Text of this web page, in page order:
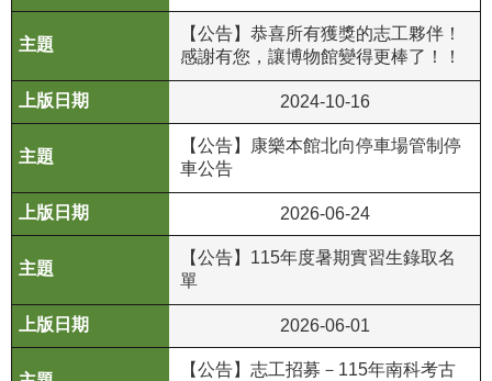
別
平
專
區
友
善
施
務
【公告】恭喜所有獲獎的志工夥伴！
感謝有您，讓博物館變得更棒了！！
2024-10-16
【公告】康樂本館北向停車場管制停
車公告
2026-06-24
【公告】115年度暑期實習生錄取名
單
2026-06-01
【公告】志工招募－115年南科考古